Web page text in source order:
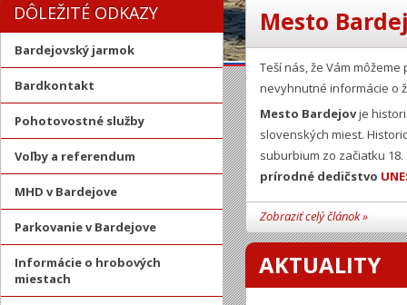
DÔLEŽITÉ ODKAZY
Bardejovský jarmok
Bardkontakt
Pohotovostné služby
Voľby a referendum
MHD v Bardejove
Parkovanie v Bardejove
Informácie o hrobových
miestach
Mesto
Teší nás, že Vám
nevyhnutné informácie o
Mesto Bardejovje
slovenských miest.
suburbium zo začiatku
prírodné dedičstvo
Zobraziť celý článok »
AKTUALITY